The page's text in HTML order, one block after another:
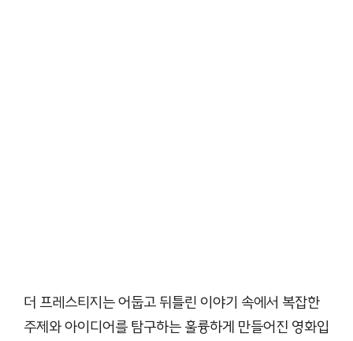
더 프레스티지는 어둡고 뒤틀린 이야기 속에서 복잡한
주제와 아이디어를 탐구하는 훌륭하게 만들어진 영화입